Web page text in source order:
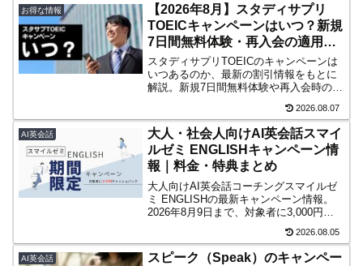
お得な情報
【2026年8月】スタディサプリ
TOEICキャンペーンはいつ？新規
7日間無料体験・再入会の適用条
件も解説
スタディサプリTOEICのキャンペーンは
いつあるのか、最新の割引情報をもとに
解説。新規7日間無料体験や再入会時の適
2026.08.07
AI英会話
大人・社会人向けAI英会話スマイ
ルゼミ ENGLISHキャンペーン情
報｜料金・特典まとめ
大人向けAI英会話コーチングスマイルゼ
ミ ENGLISHの最新キャンペーン情報。
2026年8月9日まで、対象者に3,000円分
金・マイル交換可）。申込み前に確認し
ておきたいポイントも整理しています。
2026.08.05
AI英会話
スピーク（Speak）のキャンペー